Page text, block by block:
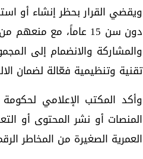
ويقضي القرار بحظر إنشاء أو
دون سن 15 عاماً، مع
والمشاركة والانضمام إلى
تقنية وتنظيمية فعّالة لضمان
المنصات أو نشر المحتوى أو
العمرية الصغيرة من المخاطر